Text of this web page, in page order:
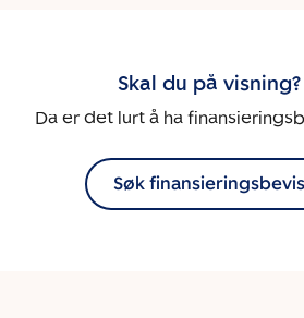
Skal du på visning?
Da er det lurt å ha
Søk finansieringsbevis